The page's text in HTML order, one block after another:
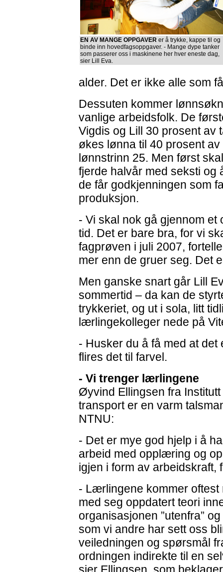
EN AV MANGE OPPGAVER er å trykke, kappe til og
binde inn hovedfagsoppgaver. - Mange dype tanker
som passerer oss i maskinene her hver eneste dag,
sier Lill Eva.
alder. Det er ikke alle som
Dessuten kommer
vanlige arbeidsfolk. De
Vigdis og Lill 30 prosent av
økes lønna til 40 prosent
lønnstrinn 25. Men først
fjerde halvår med seksti og
de får godkjenningen som
produksjon.
- Vi skal nok gå gjennom
tid. Det er bare bra, for vi
fagprøven i juli 2007,
mer enn de gruer seg. Det
Men ganske snart går Lill
sommertid – da kan de
trykkeriet, og ut i sola, litt
lærlingekolleger nede på
- Husker du å få med at
flires det til farvel.
- Vi trenger lærlingene
Øyvind Ellingsen fra
transport er en varm
NTNU:
- Det er mye god hjelp i å
arbeid med opplæring og
igjen i form av arbeidskraft,
- Lærlingene kommer
med seg oppdatert teori
organisasjonen ”utenfra”
som vi andre har sett oss
veiledningen og spørsmål
ordningen indirekte til en